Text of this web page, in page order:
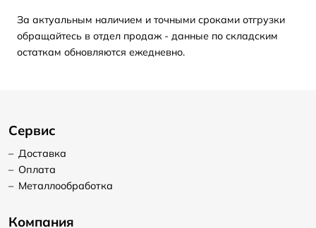
За актуальным наличием и точными сроками отгрузки
обращайтесь в отдел продаж - данные по складским
остаткам обновляются ежедневно.
Сервис
– Доставка
– Оплата
– Металлообработка
Компания